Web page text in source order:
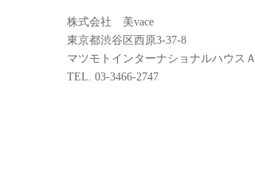
株式会社 美vace
東京都渋谷区西原3-37-8
マツモトインターナショナルハウスＡ
TEL. 03-3466-2747